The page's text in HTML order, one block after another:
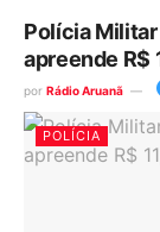
Polícia
apreende R$
por Rádio Aruanã
POLÍCIA